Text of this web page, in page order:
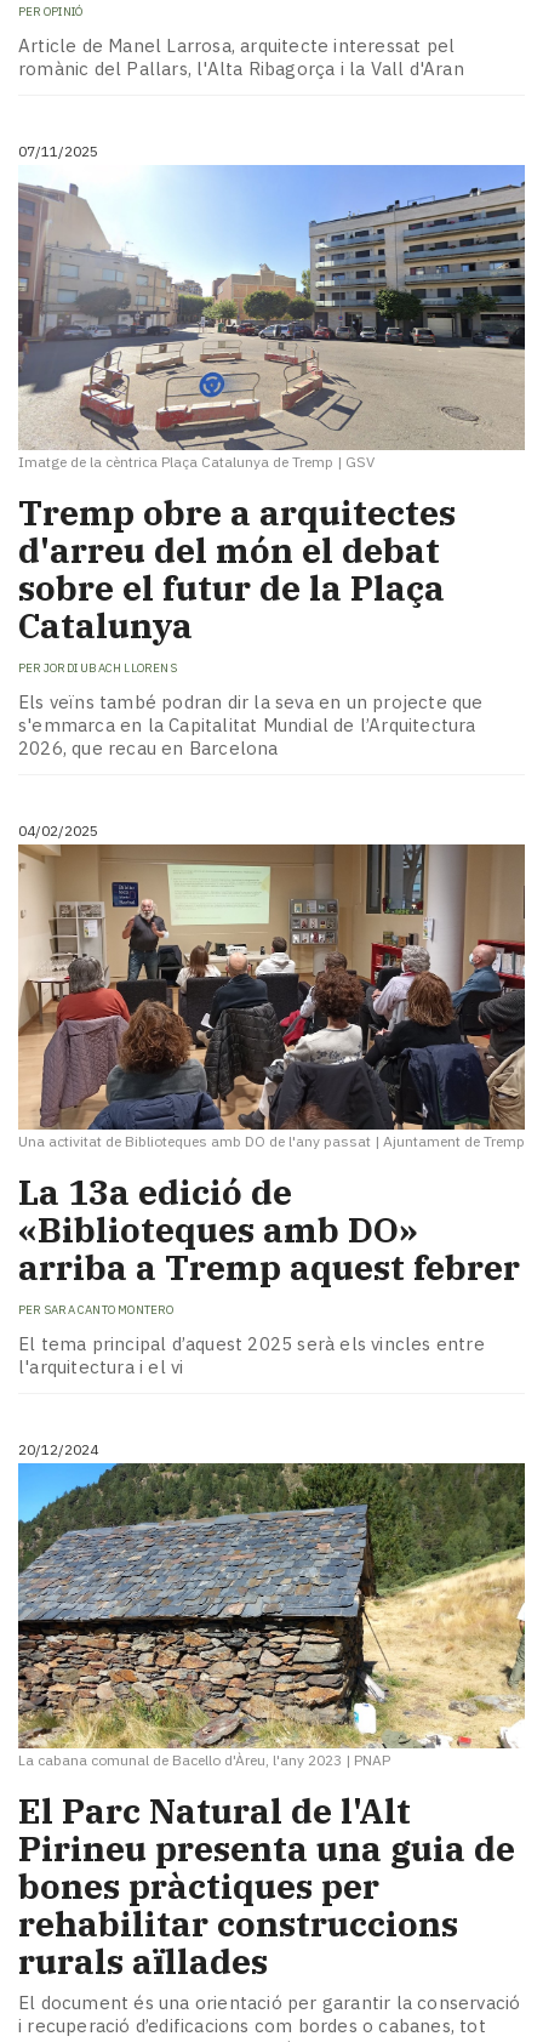
PER OPINIÓ
Article de Manel Larrosa, arquitecte interessat pel
romànic del Pallars, l'Alta Ribagorça i la Vall d'Aran
07/11/2025
Imatge de la cèntrica Plaça Catalunya de Tremp | GSV
Tremp obre a arquitectes
d'arreu del món el debat
sobre el futur de la Plaça
Catalunya
PER JORDI UBACH LLORENS
Els veïns també podran dir la seva en un projecte que
s'emmarca en la Capitalitat Mundial de l’Arquitectura
2026, que recau en Barcelona
04/02/2025
Una activitat de Biblioteques amb DO de l'any passat | Ajuntament de Tremp
La 13a edició de
«Biblioteques amb DO»
arriba a Tremp aquest febrer
PER SARA CANTO MONTERO
El tema principal d’aquest 2025 serà els vincles entre
l'arquitectura i el vi
20/12/2024
La cabana comunal de Bacello d'Àreu, l'any 2023 | PNAP
El Parc Natural de l'Alt
Pirineu presenta una guia de
bones pràctiques per
rehabilitar construccions
rurals aïllades
El document és una orientació per garantir la conservació
i recuperació d’edificacions com bordes o cabanes, tot